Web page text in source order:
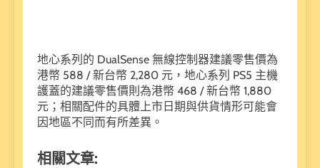
地心系列的 DualSense 無線控制器建議零售價為
港幣 588 / 新台幣 2,280 元，地心系列 PS5 主機
護蓋的建議零售價則為港幣 468 / 新台幣 1,880
元；相關配件的具體上市日期與供貨情形可能會
因地區不同而有所差異。
相關文章: